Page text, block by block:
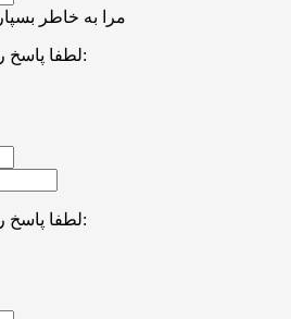
مرا به خاطر بسپار
لطفا پاسخ را به عدد انگلیسی وارد کنید:
لطفا پاسخ را به عدد انگلیسی وارد کنید: